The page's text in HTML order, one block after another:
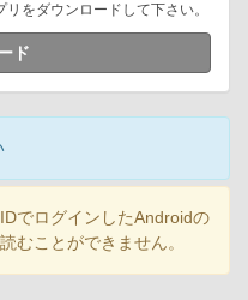
をダウンロードして下さい。
ド
でログインしたAndroidの
むことができません。